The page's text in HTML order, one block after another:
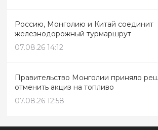
Россию, Монголию и Китай соединит
железнодорожный турмаршрут
07.08.26 14:12
Правительство Монголии приняло
отменить акциз на топливо
07.08.26 12:58